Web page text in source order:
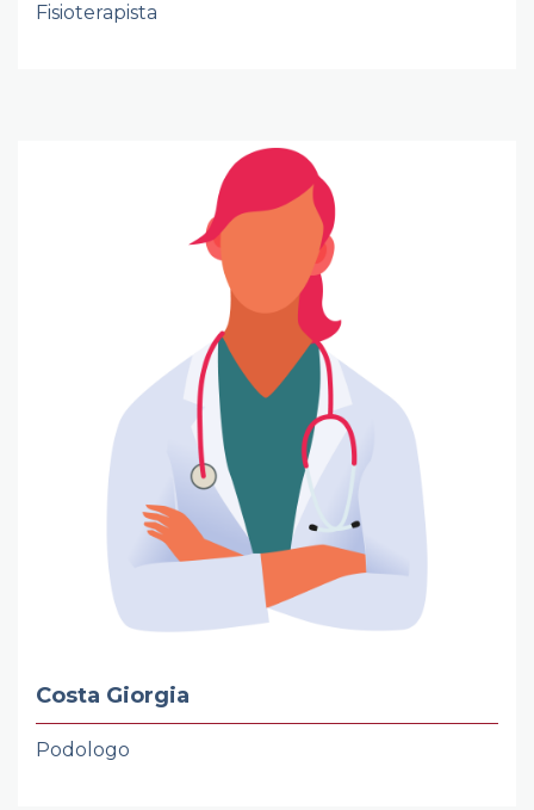
Fisioterapista
Costa Giorgia
Podologo